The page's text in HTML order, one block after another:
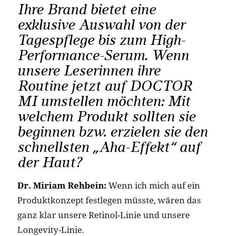
Ihre Brand bietet eine
exklusive Auswahl von der
Tagespflege bis zum High-
Performance-Serum. Wenn
unsere Leserinnen ihre
Routine jetzt auf DOCTOR
MI umstellen möchten: Mit
welchem Produkt sollten sie
beginnen bzw. erzielen sie den
schnellsten „Aha-Effekt“ auf
der Haut?
Dr. Miriam Rehbein: Wenn ich mich auf ein
Produktkonzept festlegen müsste, wären das
ganz klar unsere Retinol-Linie und unsere
Longevity-Linie.